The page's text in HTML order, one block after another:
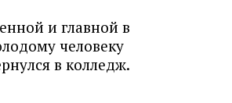
и главной в
человеку
в колледж.